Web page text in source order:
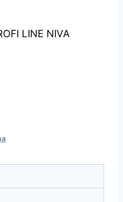
LINE NIVA